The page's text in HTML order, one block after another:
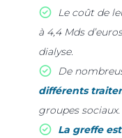
Le coût de
à 4,4 Mds
dialyse.
De
différents
groupes sociaux.
La greffe